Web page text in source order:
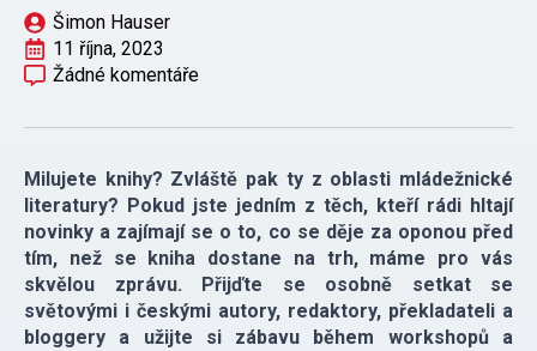
Šimon Hauser
11 října, 2023
Žádné komentáře
Milujete knihy? Zvláště pak ty z oblasti mládežnické
literatury? Pokud jste jedním z těch, kteří rádi hltají
novinky a zajímají se o to, co se děje za oponou před
tím, než se kniha dostane na trh, máme pro vás
skvělou zprávu. Přijďte se osobně setkat se
světovými i českými autory, redaktory, překladateli a
bloggery a užijte si zábavu během workshopů a